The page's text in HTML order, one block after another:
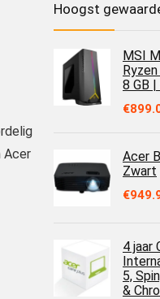
Acer
Hoogst
MSI
8 GB
€
Acer
Zwart
€
4 jaar
5,
&